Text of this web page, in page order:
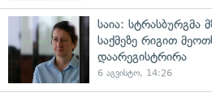
საია: სტრასბურგმა
საქმეზე რიგით
დაარეგისტრირა
6 აგვისტო, 14:26